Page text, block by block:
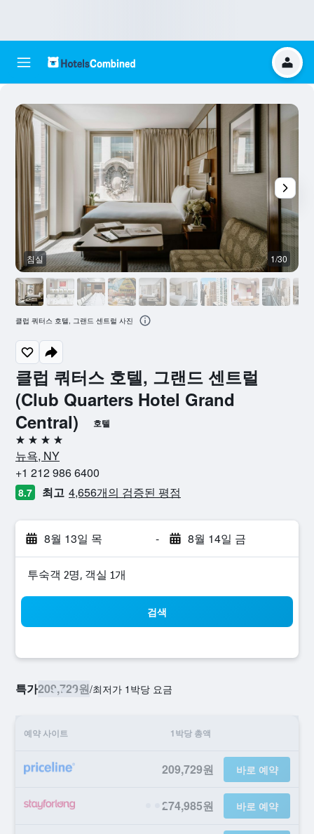
클럽 쿼터스 호텔, 그랜드 센트럴
(Club Quarters Hotel Grand
Central)
호텔
4성급
뉴욕, NY
+1 212 986 6400
8.7 최고 4,656개의 검증된 평점
8월 13일 목 - 8월 14일 금
​투숙객 2​명, ​객실 1개
검색
특가209,729원/​최저가 1박당 요금
예약 사이트 1박당 총액
209,729원 바로 예약
274,985원 바로 예약
침실 1/30
클럽 쿼터스 호텔, 그랜드 센트럴 사진